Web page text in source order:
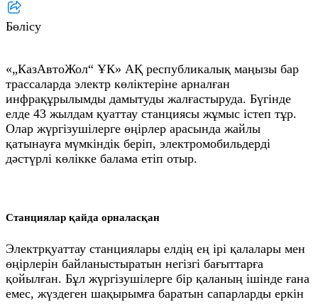
Бөлісу
«„КазАвтоЖол“ ҰК» АҚ республикалық маңызы бар
трассаларда электр көліктеріне арналған
инфрақұрылымды дамытуды жалғастыруда. Бүгінде
елде 43 жылдам қуаттау станциясы жұмыс істеп тұр.
Олар жүргізушілерге өңірлер арасында жайлы
қатынауға мүмкіндік беріп, электромобильдерді
дәстүрлі көлікке балама етіп отыр.
Станциялар қайда орналасқан
Электрқуаттау станциялары елдің ең ірі қалалары мен
өңірлерін байланыстыратын негізгі бағыттарға
қойылған. Бұл жүргізушілерге бір қаланың ішінде ғана
емес, жүздеген шақырымға баратын сапарларды еркін